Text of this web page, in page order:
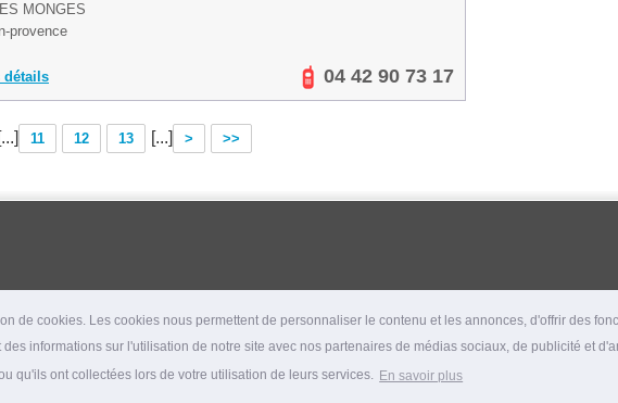
de cookies. Les cookies nous permettent de personnaliser le contenu et les annonces, d'offrir des
informations sur l'utilisation de notre site avec nos partenaires de médias sociaux, de publicité et
qu'ils ont collectées lors de votre utilisation de leurs services. En savoir plus
MONGES
provence
détails 04 42 90 73 17
[...] 11 12 13 [...] > >>